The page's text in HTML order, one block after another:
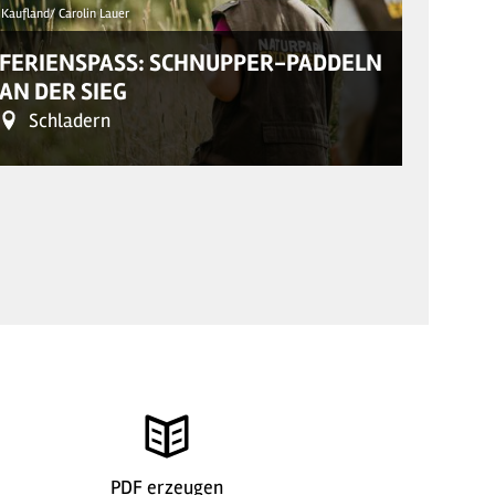
Carolin Lauer
FERIENSPASS: SCHNUPPER-PADDELN
AN DER SIEG
Schladern
PDF erzeugen